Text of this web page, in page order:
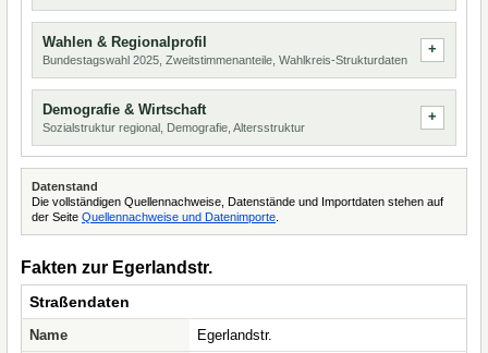
Wahlen & Regionalprofil
Bundestagswahl 2025, Zweitstimmenanteile, Wahlkreis-Strukturdaten
Demografie & Wirtschaft
Sozialstruktur regional, Demografie, Altersstruktur
Datenstand
Die vollständigen Quellennachweise, Datenstände und Importdaten stehen auf
der Seite Quellennachweise und Datenimporte
Fakten zur Egerlandstr.
Straßendaten
Name
Egerlandstr.